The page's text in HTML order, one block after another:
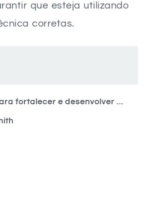
que esteja utilizando
corretas.
Exercícios para fortalecer e desenvolver a panturrilha Utilizando o aparelho Smith